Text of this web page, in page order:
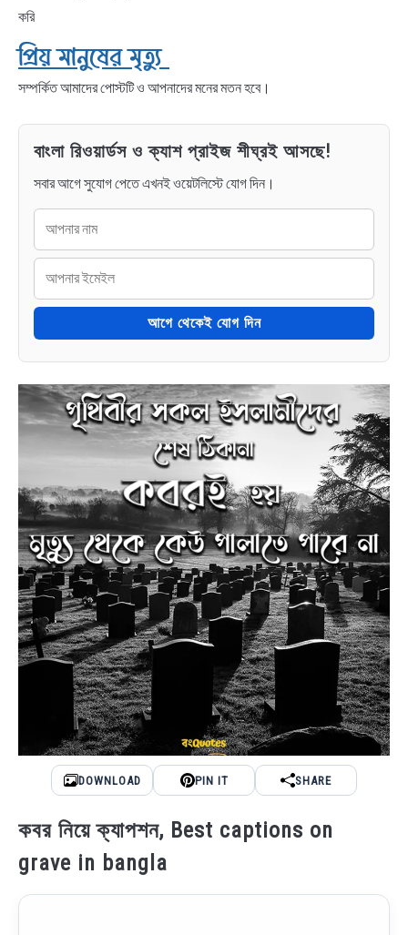
করি
প্রিয় মানুষের মৃত্যু
সম্পর্কিত আমাদের পোস্টটি ও আপনাদের মনের মতন হবে।
বাংলা রিওয়ার্ডস ও ক্যাশ প্রাইজ শীঘ্রই আসছে!
সবার আগে সুযোগ পেতে এখনই ওয়েটলিস্টে যোগ দিন।
আগে থেকেই যোগ দিন
DOWNLOAD PIN IT SHARE
কবর নিয়ে ক্যাপশন, Best captions on
grave in bangla